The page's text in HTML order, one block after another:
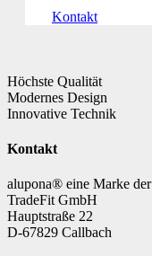
Kontakt
Höchste Qualität
Modernes Design
Innovative Technik
Kontakt
alupona® eine Marke der
TradeFit GmbH
Hauptstraße 22
D-67829 Callbach